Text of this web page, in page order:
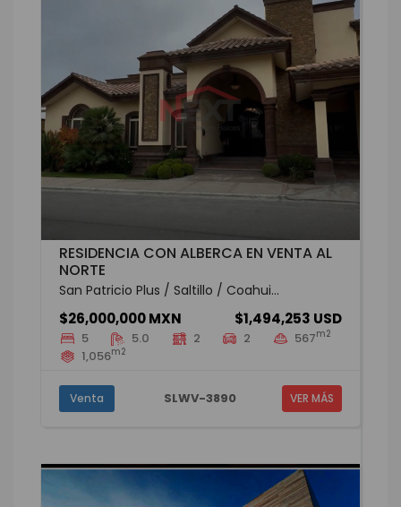
RESIDENCIA CON ALBERCA EN VENTA AL
NORTE
San Patricio Plus / Saltillo / Coahui...
$26,000,000 MXN $1,494,253 USD
5 5.0 2 2 567m2
1,056m2
Venta SLWV-3890 VER MÁS